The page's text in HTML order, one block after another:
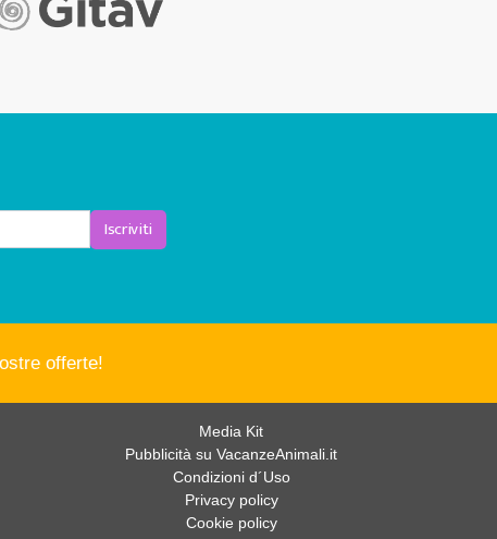
Iscriviti
offerte!
Media Kit
Pubblicità su VacanzeAnimali.it
Condizioni d´Uso
Privacy policy
Cookie policy